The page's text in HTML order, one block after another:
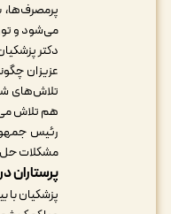
پرمصرف‌ها،
می‌شود و
دکتر
عزیزان
تلاش‌های
هم تلاش
رئیس
مشکلات
پرستاران
پزشکیان